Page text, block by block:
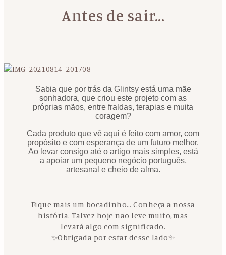
Antes de sair...
Sabia que por trás da Glintsy está uma mãe
sonhadora, que criou este projeto com as
próprias mãos, entre fraldas, terapias e muita
coragem?
Cada produto que vê aqui é feito com amor, com
propósito e com esperança de um futuro melhor.
Ao levar consigo até o artigo mais simples, está
a apoiar um pequeno negócio português,
artesanal e cheio de alma.
Fique mais um bocadinho… Conheça a nossa
história. Talvez hoje não leve muito, mas
levará algo com significado.
✨Obrigada por estar desse lado✨